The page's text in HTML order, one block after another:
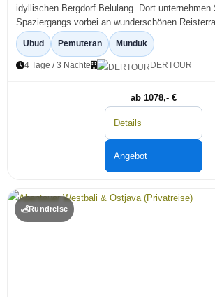
idyllischen Bergdorf Belulang. Dort unternehmen
Spaziergangs vorbei an wunderschönen
Ubud Pemuteran Munduk
4 Tage / 3 Nächte DERTOUR
ab 1078,- €
Details
Angebot
Rundreise